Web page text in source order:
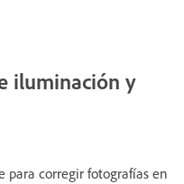
iluminación y
para corregir fotografías en